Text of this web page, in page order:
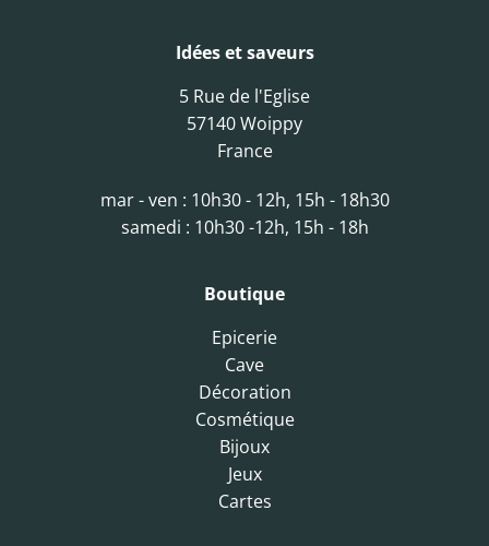
Idées et saveurs
5 Rue de l'Eglise
57140 Woippy
France
mar - ven : 10h30 - 12h, 15h - 18h30
samedi : 10h30 -12h, 15h - 18h
Boutique
Epicerie
Cave
Décoration
Cosmétique
Bijoux
Jeux
Cartes